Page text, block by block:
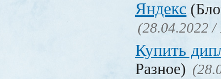
Яндекс
(28.04.2022 /
Купить
Разное)